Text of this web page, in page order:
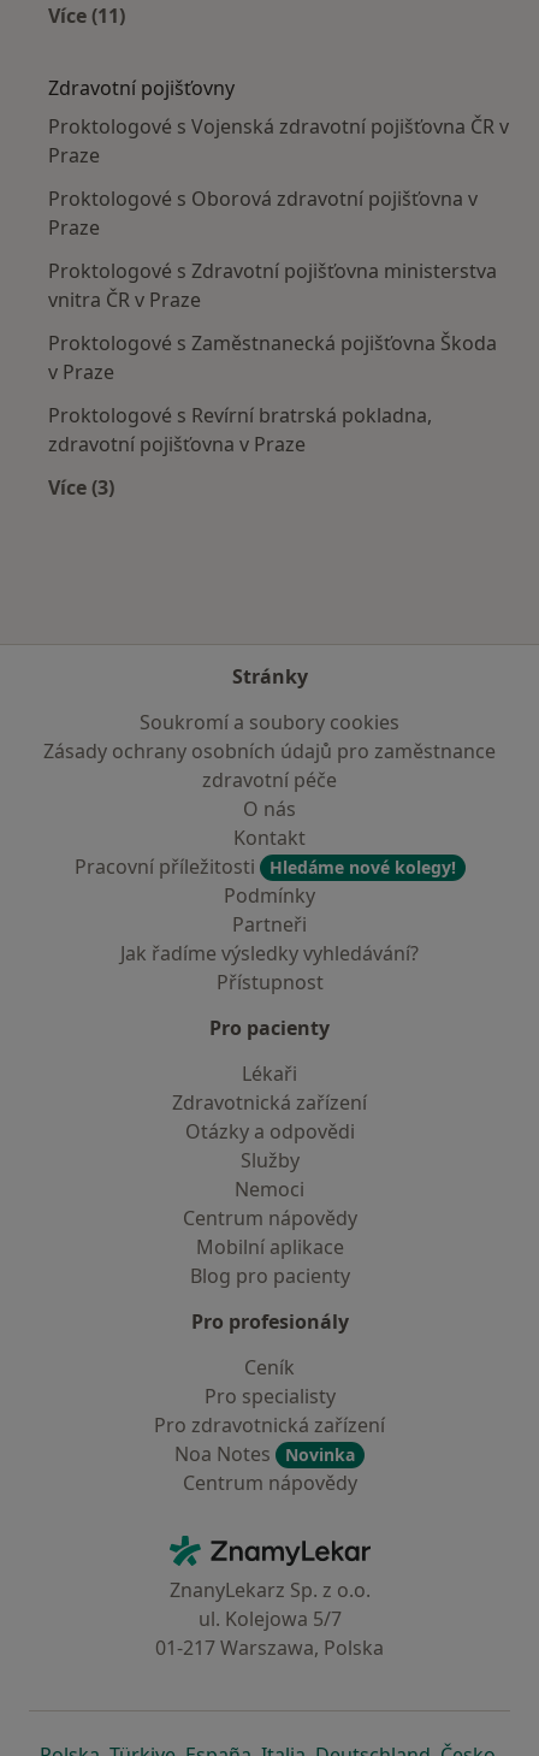
Více (11)
Zdravotní pojišťovny
Proktologové s Vojenská zdravotní pojišťovna ČR v
Praze
Proktologové s Oborová zdravotní pojišťovna v
Praze
Proktologové s Zdravotní pojišťovna ministerstva
vnitra ČR v Praze
Proktologové s Zaměstnanecká pojišťovna Škoda
v Praze
Proktologové s Revírní bratrská pokladna,
zdravotní pojišťovna v Praze
Více (3)
Stránky
Soukromí a soubory cookies
Zásady ochrany osobních údajů pro zaměstnance
zdravotní péče
O nás
Kontakt
Pracovní příležitosti
Hledáme nové kolegy!
Podmínky
Partneři
Jak řadíme výsledky vyhledávání?
Přístupnost
Pro pacienty
Lékaři
Zdravotnická zařízení
Otázky a odpovědi
Služby
Nemoci
Centrum nápovědy
Mobilní aplikace
Blog pro pacienty
Pro profesionály
Ceník
Pro specialisty
Pro zdravotnická zařízení
Noa Notes
Novinka
Centrum nápovědy
ZnamyLekar - Hlavní stránka
ZnanyLekarz Sp. z o.o.
ul. Kolejowa 5/7
01-217 Warszawa, Polska